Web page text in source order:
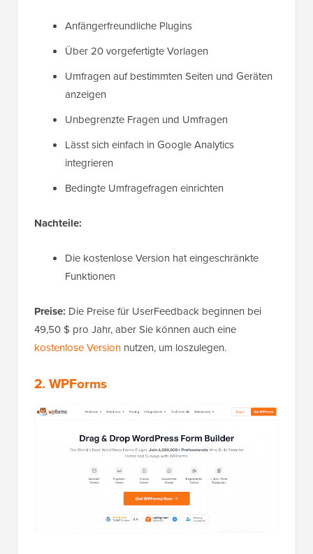
Anfängerfreundliche Plugins
Über 20 vorgefertigte Vorlagen
Umfragen auf bestimmten Seiten und Geräten
anzeigen
Unbegrenzte Fragen und Umfragen
Lässt sich einfach in Google Analytics
integrieren
Bedingte Umfragefragen einrichten
Nachteile:
Die kostenlose Version hat eingeschränkte
Funktionen
Preise: Die Preise für UserFeedback beginnen bei
49,50 $ pro Jahr, aber Sie können auch eine
kostenlose Version nutzen, um loszulegen.
2. WPForms